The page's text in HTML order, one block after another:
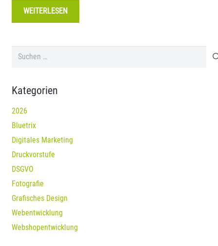
WEITERLESEN
Suchen
Kategorien
2026
Bluetrix
Digitales Marketing
Druckvorstufe
DSGVO
Fotografie
Grafisches Design
Webentwicklung
Webshopentwicklung